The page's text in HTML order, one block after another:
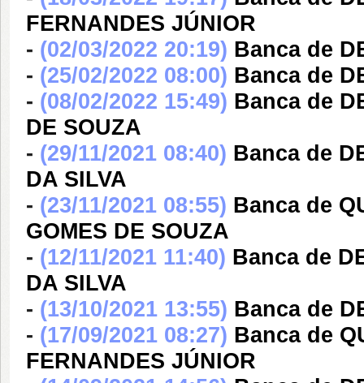
FERNANDES JÚNIOR
- (02/03/2022 20:19) Banca de
- (25/02/2022 08:00) Banca de
- (08/02/2022 15:49) Banca de
DE SOUZA
- (29/11/2021 08:40) Banca de
DA SILVA
- (23/11/2021 08:55) Banca de
GOMES DE SOUZA
- (12/11/2021 11:40) Banca de
DA SILVA
- (13/10/2021 13:55) Banca de
- (17/09/2021 08:27) Banca de
FERNANDES JÚNIOR